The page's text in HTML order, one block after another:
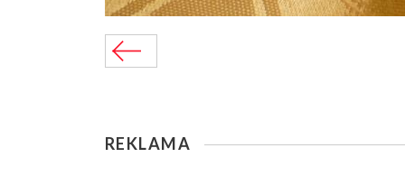
REKLAMA